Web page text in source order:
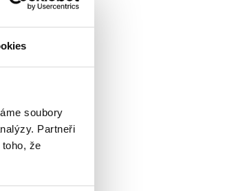
soubory
Partneři
že